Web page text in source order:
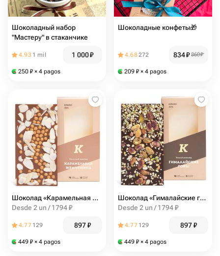
Шоколадный набор
"Мастеру" в стаканчике
4.93 1 mil 1 000₽
250 ₽ × 4 pagos
Шоколадные конфеты🎁
4.68272 834₽ 860₽
209 ₽ × 4 pagos
Шоколад «Карамельная жемчужина», Кантата
Desde 2 un / 1794 ₽
4.77 129 897₽
449 ₽ × 4 pagos
Шоколад «Гималайские горы», Кантата
Desde 2 un / 1794 ₽
4.77 129 897₽
449 ₽ × 4 pagos